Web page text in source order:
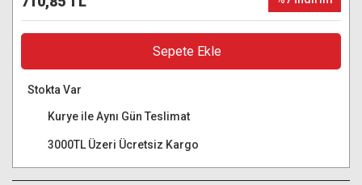
Sepete Ekle
Stokta Var
Kurye ile Aynı Gün Teslimat
3000TL Üzeri Ücretsiz Kargo